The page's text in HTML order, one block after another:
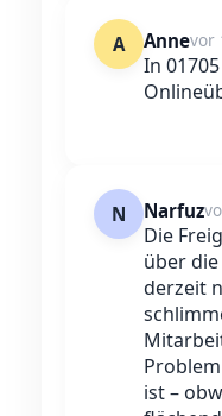
A Annevor
In
N Narfuz
Die
über die
derzeit
ist –